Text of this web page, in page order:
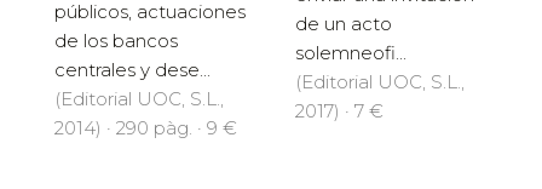
públicos, actuaciones
de los bancos
centrales y dese...
(Editorial UOC, S.L.,
2014) · 290 pàg. · 9 €
de un acto
solemneofi...
(Editorial UOC, S.L.,
2017) · 7 €